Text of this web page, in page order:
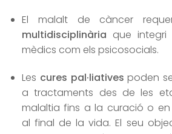
El malalt de càncer
multidisciplinària que
mèdics com els psicosocials.
Les cures pal·liatives poden
a tractaments des de les
malaltia fins a la curació o en
al final de la vida. El seu